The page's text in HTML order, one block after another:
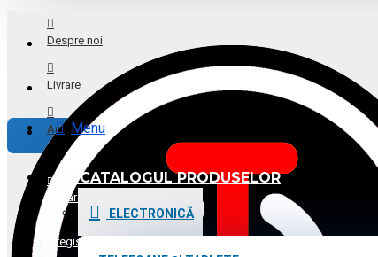
Despre noi
Livrare
Achitare
Promoții și Reduceri
Voucher cadou
Menu
CATALOGUL PRODUSELOR
ELECTRONICĂ
Logare
Înregistrare